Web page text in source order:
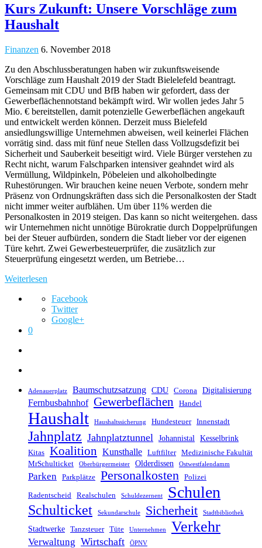
Kurs Zukunft: Unsere Vorschläge zum
Haushalt
Finanzen 6. November 2018
Zu den Abschlussberatungen haben wir zukunftsweisende
Vorschläge zum Haushalt 2019 der Stadt Bielelefeld beantragt.
Gemeinsam mit CDU und BfB haben wir gefordert, dass der
Gewerbeflächennotstand bekämpft wird. Wir wollen jedes Jahr 5
Mio. € bereitstellen, damit potenzielle Gewerbeflächen angekauft
und entwickelt werden können. Derzeit muss Bielefeld
ansiedlungswillige Unternehmen abweisen, weil keinerlei Flächen
vorrätig sind. dass mit fünf neue Stellen dass Vollzugsdefizit bei
Sicherheit und Sauberkeit beseitigt wird. Viele Bürger verstehen zu
Recht nicht, warum Falschparken intensiver geahndet wird als
Vermüllung, Wildpinkeln, Pöbeleien und alkoholbedingte
Ruhestörungen. Wir brauchen keine neuen Verbote, sondern mehr
Präsenz von Ordnungskräften dass sich die Personalkosten der Stadt
nicht immer weiter aufblähen. Um über 11% werden die
Personalkosten in 2019 steigen. Das kann so nicht weitergehen. dass
wir Unternehmen nicht unnötige Bürokratie durch Doppelprüfungen
bei der Steuer aufbürden, sondern die Stadt lieber vor der eigenen
Türe kehrt. Zwei Gewerbesteuerprüfer, die zusätzlich zur
Steuerprüfung eingesetzt werden, um Betriebe…
Weiterlesen
Facebook
Twitter
Google+
0
Adenauerplatz Baumschutzsatzung CDU Corona Digitalisierung
Fernbusbahnhof Gewerbeflächen Handel
Haushalt Haushaltssicherung Hundesteuer Innenstadt
Jahnplatz Jahnplatztunnel Johannistal Kesselbrink
Kitas Koalition Kunsthalle Luftfilter
Medizinische Fakultät
MrSchulticket
Oberbürgermeister Olderdissen Ostwestfalendamm
Parken Parkplätze Personalkosten Polizei
Radentscheid Realschulen Schuldezernent Schulen
Schulticket Sekundarschule Sicherheit Stadtbibliothek
Stadtwerke Tanzsteuer Tüte Unternehmen Verkehr
Verwaltung Wirtschaft ÖPNV